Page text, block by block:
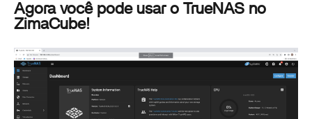
Agora você pode usar o TrueNAS no
ZimaCube!